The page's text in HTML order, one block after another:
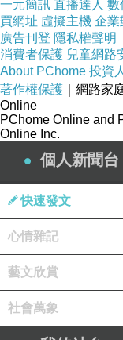
訂房
一元簡訊 直播達人 數
買網址 虛擬主機 企業
廣告刊登 隱私權聲明
消費者保護 兒童網路
About PChome 投資
著作權保護 ｜網路家
Online
PChome Online and
Online Inc.
個人新聞台
快速發文
心情雜記
藝文欣賞
社會萬象